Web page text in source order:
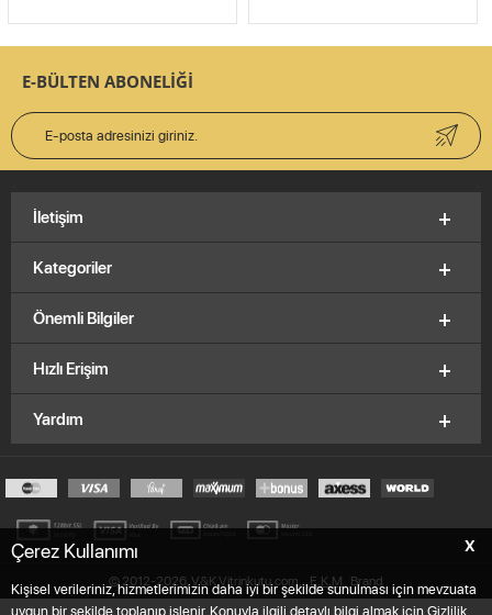
X
Çerez Kullanımı
Kişisel verileriniz, hizmetlerimizin daha iyi bir şekilde sunulması için mevzuata
uygun bir şekilde toplanıp işlenir. Konuyla ilgili detaylı bilgi almak için Gizlilik
E-BÜLTEN ABONELİĞİ
Kategoriler
Önemli Bilgiler
Hızlı Erişim
Yardım
© 2012-2026, V&K Vitrinkutu.com, E.K.M Brand
İletişim